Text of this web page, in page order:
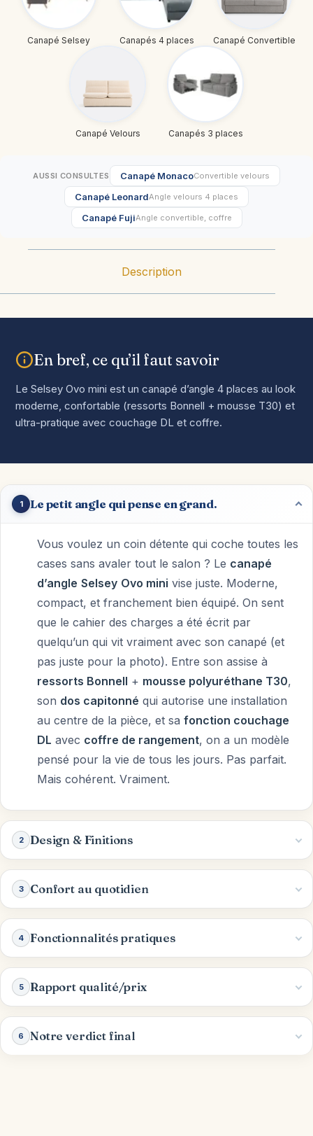
Canapé Selsey Canapés 4 places Canapé Convertible
Canapé Velours Canapés 3 places
AUSSI CONSULTES Canapé MonacoConvertible velours
Canapé LeonardAngle velours 4 places
Canapé FujiAngle convertible, coffre
Description
En bref, ce qu’il faut savoir
Le Selsey Ovo mini est un canapé d’angle 4 places au look
moderne, confortable (ressorts Bonnell + mousse T30) et
ultra-pratique avec couchage DL et coffre.
1 Le petit angle qui pense en grand.
Vous voulez un coin détente qui coche toutes les
cases sans avaler tout le salon ? Le canapé
d’angle Selsey Ovo mini vise juste. Moderne,
compact, et franchement bien équipé. On sent
que le cahier des charges a été écrit par
quelqu’un qui vit vraiment avec son canapé (et
pas juste pour la photo). Entre son assise à
ressorts Bonnell + mousse polyuréthane T30,
son dos capitonné qui autorise une installation
au centre de la pièce, et sa fonction couchage
DL avec coffre de rangement, on a un modèle
pensé pour la vie de tous les jours. Pas parfait.
Mais cohérent. Vraiment.
2 Design & Finitions
3 Confort au quotidien
4 Fonctionnalités pratiques
5 Rapport qualité/prix
6 Notre verdict final